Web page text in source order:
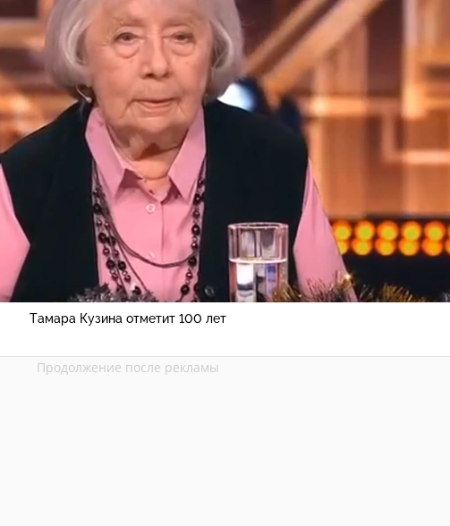
Тамара Кузина отметит 100 лет